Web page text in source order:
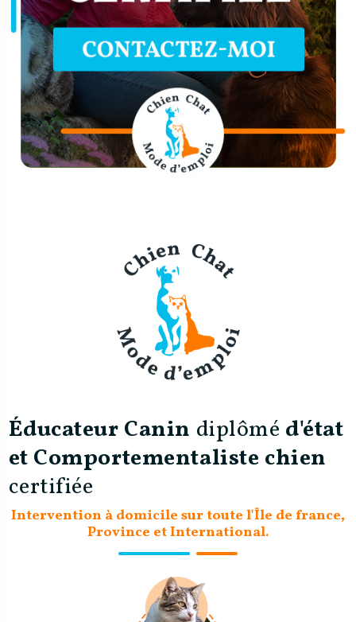
Éducateur Canin diplômé d'état
et Comportementaliste chien
certifiée
Intervention à domicile sur toute l'Île de france,
Province et International.